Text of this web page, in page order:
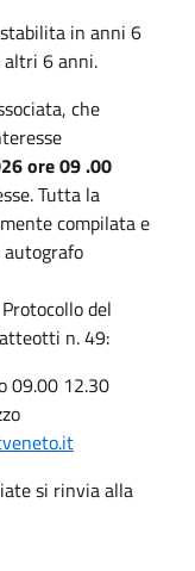
in anni 6
6 anni.
che
ore 09 .00
Tutta la
compilata e
del
n. 49:
09.00 12.30
si rinvia alla